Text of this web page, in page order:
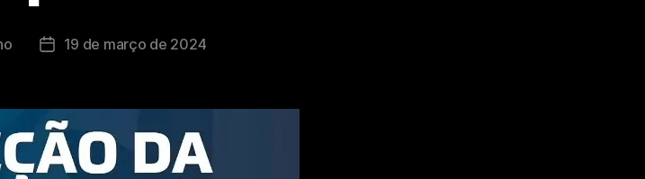
19 de março de 2024